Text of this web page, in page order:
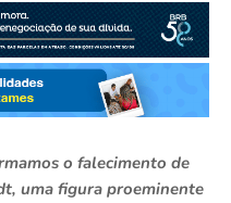
o falecimento de
uma figura proeminente